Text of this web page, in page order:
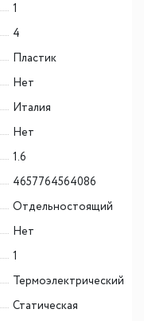
1
4
Пластик
Нет
Италия
Нет
1.6
4657764564086
Отдельностоящий
Нет
1
Термоэлектрический
Статическая